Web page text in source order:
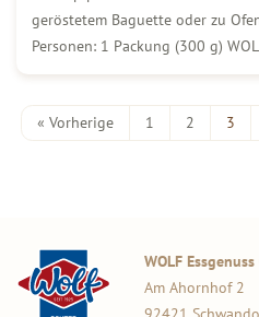
geröstetem Baguette oder zu
Personen: 1 Packung (300 g)
« Vorherige
1 2 3
WOLF
Am Ahornhof 2